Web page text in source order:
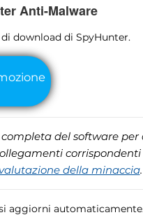
Anti-Malware
di download di SpyHunter.
del software per
della minaccia.
aggiorni